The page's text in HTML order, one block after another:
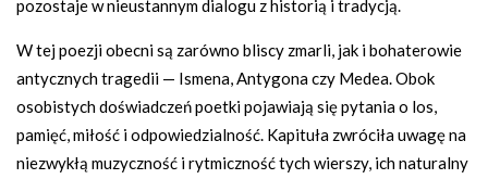
pozostaje w nieustannym dialogu z historią i tradycją.
W tej poezji obecni są zarówno bliscy zmarli, jak i bohaterowie
antycznych tragedii — Ismena, Antygona czy Medea. Obok
osobistych doświadczeń poetki pojawiają się pytania o los,
pamięć, miłość i odpowiedzialność. Kapituła zwróciła uwagę na
niezwykłą muzyczność i rytmiczność tych wierszy, ich naturalny